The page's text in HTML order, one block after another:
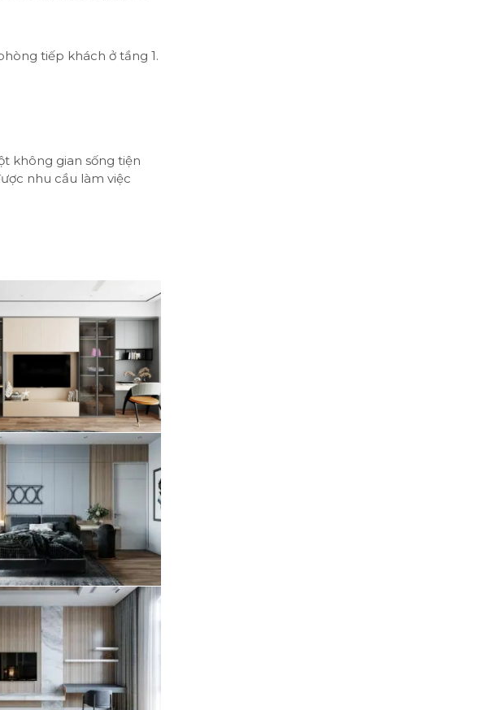
tiếp khách ở tầng 1.
không gian sống tiện
nhu cầu làm việc